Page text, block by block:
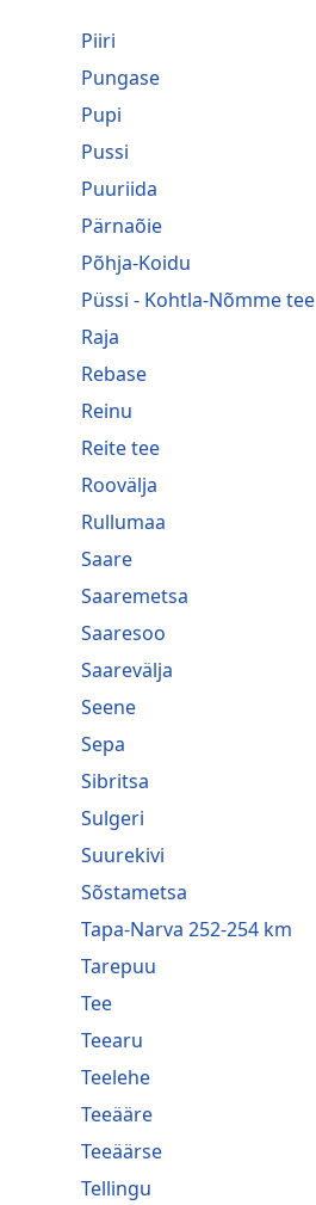
Piiri
Pungase
Pupi
Pussi
Puuriida
Pärnaõie
Põhja-Koidu
Püssi - Kohtla-Nõmme tee
Raja
Rebase
Reinu
Reite tee
Roovälja
Rullumaa
Saare
Saaremetsa
Saaresoo
Saarevälja
Seene
Sepa
Sibritsa
Sulgeri
Suurekivi
Sõstametsa
Tapa-Narva 252-254 km
Tarepuu
Tee
Teearu
Teelehe
Teeääre
Teeäärse
Tellingu